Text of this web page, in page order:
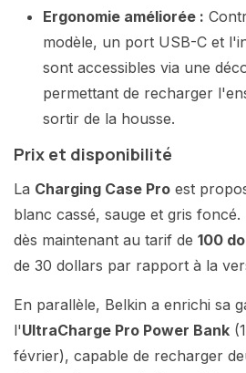
Ergonomie améliorée :
modèle, un port USB-C et
sont accessibles via une
permettant de recharger
sortir de la housse.
Prix et disponibilité
La Charging Case Pro est
blanc cassé, sauge et gris foncé.
dès maintenant au tarif de 100
de 30 dollars par rapport à la
En parallèle, Belkin a enrichi sa
l'UltraCharge Pro Power Bank
février), capable de recharger